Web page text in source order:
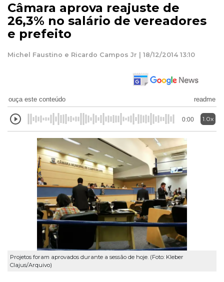
Câmara aprova reajuste de
26,3% no salário de vereadores
e prefeito
Michel Faustino e Ricardo Campos Jr | 18/12/2014 13:10
ouça este conteúdo readme
0:00 1.0x
Projetos foram aprovados durante a sessão de hoje. (Foto: Kleber
Clajus/Arquivo)